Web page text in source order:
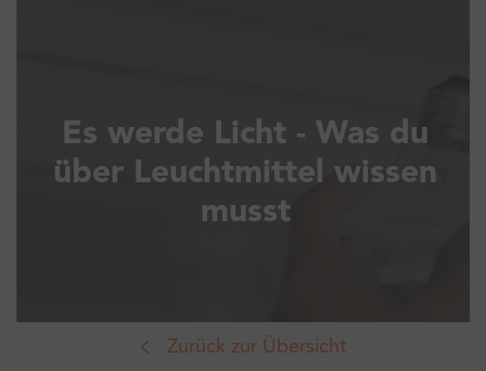
Es werde Licht - Was du
über Leuchtmittel wissen
musst
Zurück zur Übersicht